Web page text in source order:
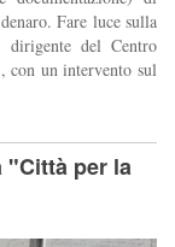
Fare luce sulla
dirigente del Centro
con un intervento sul
"Città per la